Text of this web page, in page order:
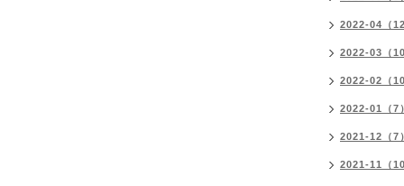
2022-04（12
2022-03（10
2022-02（10
2022-01（7）
2021-12（7）
2021-11（10